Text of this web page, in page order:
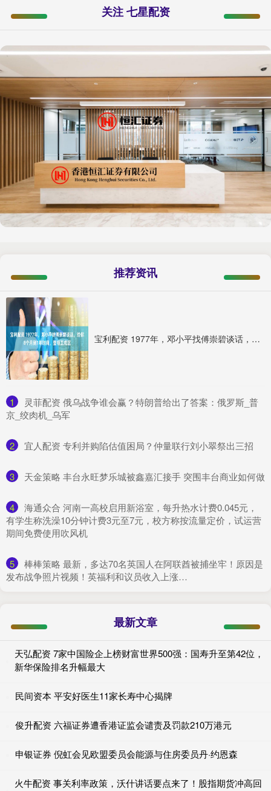
关注 七星配资
推荐资讯
宝利配资 1977年，邓小平找傅崇碧谈话，给你8个月到1年时间，整顿卫戍区
1
​灵菲配资 俄乌战争谁会赢？特朗普给出了答案：俄罗斯_普
京_绞肉机_乌军
2 ​宜人配资 专利并购陷估值困局？仲量联行刘小翠祭出三招
3 ​天金策略 丰台永旺梦乐城被鑫嘉汇接手 突围丰台商业如何做
4
​海通众合 河南一高校启用新浴室，每升热水计费0.045元，
有学生称洗澡10分钟计费3元至7元，校方称按流量定价，试运营
期间免费使用吹风机
5
​棒棒策略 最新，多达70名英国人在阿联酋被捕坐牢！原因是
发布战争照片视频！英福利和议员收入上涨…
最新文章
天弘配资 7家中国险企上榜财富世界500强：国寿升至第42位，
新华保险排名升幅最大
民间资本 平安好医生11家长寿中心揭牌
俊升配资 六福证券遭香港证监会谴责及罚款210万港元
申银证券 倪虹会见欧盟委员会能源与住房委员丹·约恩森
火牛配资 事关利率政策，沃什讲话要点来了！股指期货冲高回